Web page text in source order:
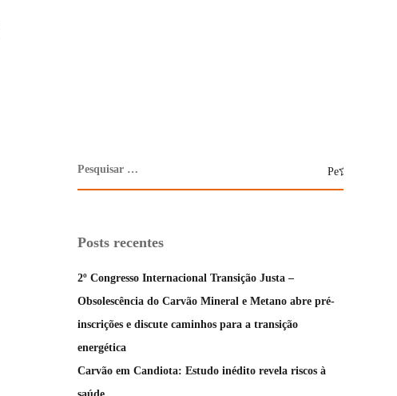
Posts recentes
2º Congresso Internacional Transição Justa –
Obsolescência do Carvão Mineral e Metano abre pré-
inscrições e discute caminhos para a transição
energética
Carvão em Candiota: Estudo inédito revela riscos à